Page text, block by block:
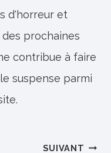
d'horreur et
prochaines
contribue à faire
suspense parmi
SUIVANT